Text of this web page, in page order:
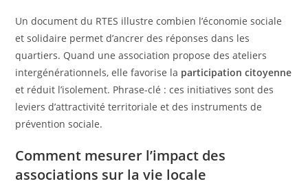
Un document du RTES illustre combien l’économie sociale
et solidaire permet d’ancrer des réponses dans les
quartiers. Quand une association propose des ateliers
intergénérationnels, elle favorise la participation citoyenne
et réduit l’isolement. Phrase-clé : ces initiatives sont des
leviers d’attractivité territoriale et des instruments de
prévention sociale.
Comment mesurer l’impact des
associations sur la vie locale